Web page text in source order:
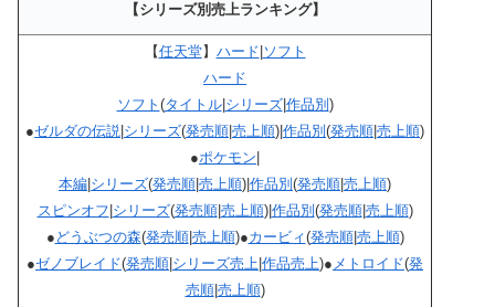
【シリーズ別売上ランキング】
【任天堂】 ハード ソフト
ハード
ソフト (タイトル| シリーズ| 作品別 )
●ゼルダの伝説 シリーズ(発売順 売上順)| 作品別 (発売順 売上順)
●ポケモン
本編 シリーズ(発売順 売上順)| 作品別 (発売順 売上順)
スピンオフ シリーズ(発売順| 売上順)| 作品別 (発売順| 売上順)
● どうぶつの森(発売順| 売上順)●カービィ(発売順| 売上順)
●ゼノブレイド(発売順 シリーズ売上 作品売上)● メトロイド(発
売順| 売上順)